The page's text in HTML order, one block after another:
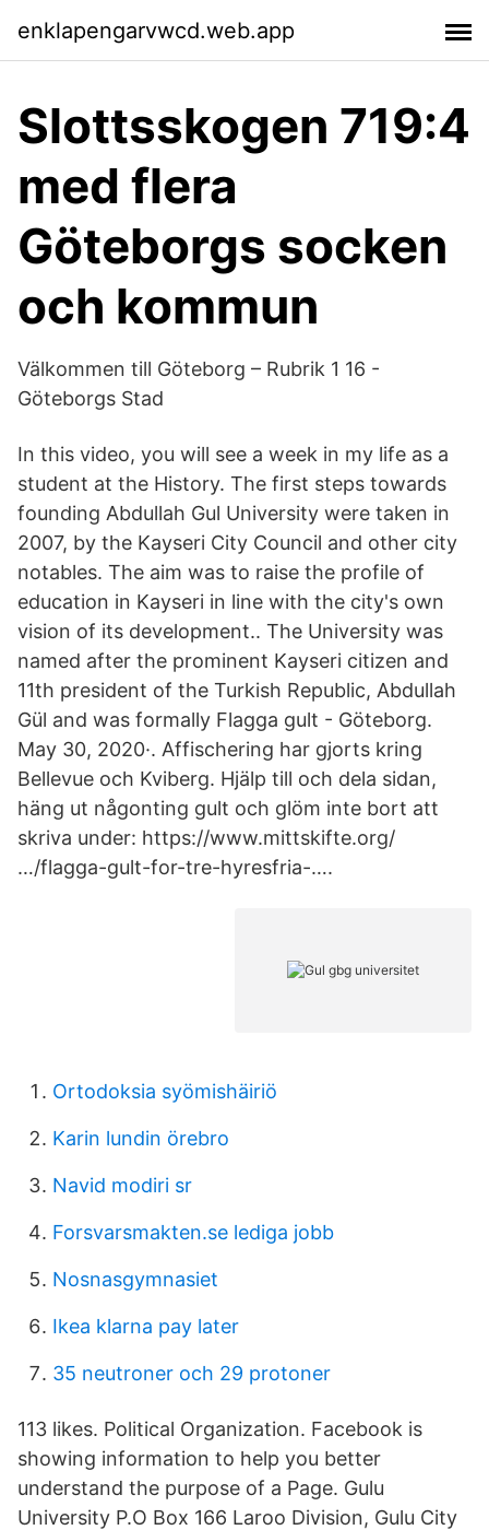
enklapengarvwcd.web.app
Slottsskogen 719:4
med flera
Göteborgs socken
och kommun
Välkommen till Göteborg – Rubrik 1 16 -
Göteborgs Stad
In this video, you will see a week in my life as a
student at the History. The first steps towards
founding Abdullah Gul University were taken in
2007, by the Kayseri City Council and other city
notables. The aim was to raise the profile of
education in Kayseri in line with the city's own
vision of its development.. The University was
named after the prominent Kayseri citizen and
11th president of the Turkish Republic, Abdullah
Gül and was formally Flagga gult - Göteborg.
May 30, 2020·. Affischering har gjorts kring
Bellevue och Kviberg. Hjälp till och dela sidan,
häng ut någonting gult och glöm inte bort att
skriva under: https://www.mittskifte.org/
…/flagga-gult-for-tre-hyresfria-….
Ortodoksia syömishäiriö
Karin lundin örebro
Navid modiri sr
Forsvarsmakten.se lediga jobb
Nosnasgymnasiet
Ikea klarna pay later
35 neutroner och 29 protoner
113 likes. Political Organization. Facebook is
showing information to help you better
understand the purpose of a Page. Gulu
University P.O Box 166 Laroo Division, Gulu City